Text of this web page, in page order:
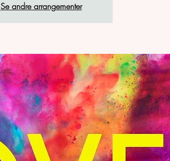
Se andre arrangementer